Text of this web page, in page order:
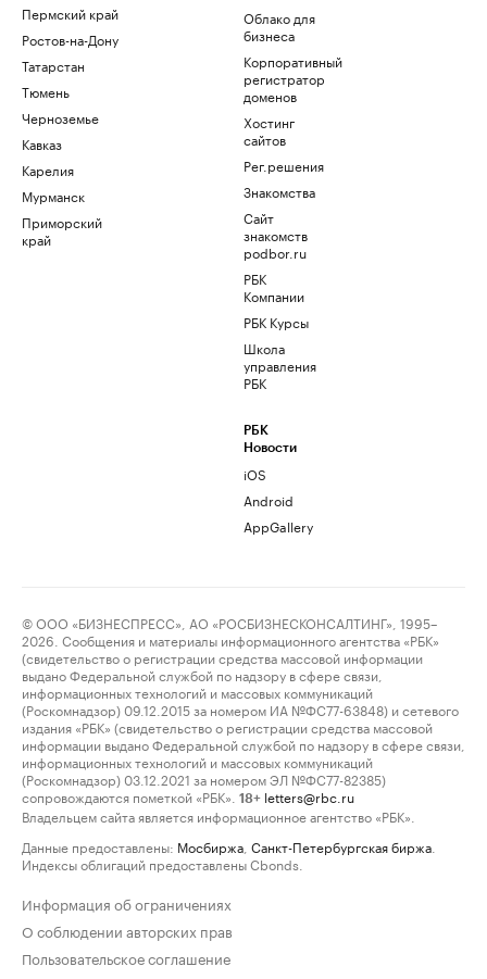
Пермский край
Ростов-на-Дону
Татарстан
Тюмень
Черноземье
Кавказ
Карелия
Мурманск
Приморский
край
Облако для
бизнеса
Корпоративный
регистратор
доменов
Хостинг
сайтов
Рег.решения
Знакомства
Сайт
знакомств
podbor.ru
РБК
Компании
РБК Курсы
Школа
управления
РБК
РБК
Новости
iOS
Android
AppGallery
© ООО «БИЗНЕСПРЕСС», АО «РОСБИЗНЕСКОНСАЛТИНГ», 1995–
2026. Сообщения и материалы информационного агентства «РБК»
(свидетельство о регистрации средства массовой информации
выдано Федеральной службой по надзору в сфере связи,
информационных технологий и массовых коммуникаций
(Роскомнадзор) 09.12.2015 за номером ИА №ФС77-63848) и сетевого
издания «РБК» (свидетельство о регистрации средства массовой
информации выдано Федеральной службой по надзору в сфере связи,
информационных технологий и массовых коммуникаций
(Роскомнадзор) 03.12.2021 за номером ЭЛ №ФС77-82385)
сопровождаются пометкой «РБК».
18+ letters@rbc.ru
Владельцем сайта является информационное агентство «РБК».
Данные предоставлены: Мосбиржа Санкт-Петербургская биржа
Индексы облигаций предоставлены Cbonds.
Информация об ограничениях
О соблюдении авторских прав
Пользовательское соглашение